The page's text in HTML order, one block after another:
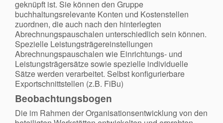
geknüpft ist. Sie können den Gruppe
buchhaltungsrelevante Konten und Kostenstellen
zuordnen, die auch nach den hinterlegten
Abrechnungspauschalen unterschiedlich sein können.
Spezielle Leistungsträgereinstellungen
Abrechnungspauschalen wie Einrichtungs- und
Leistungsträgersätze sowie spezielle individuelle
Sätze werden verarbeitet. Selbst konfigurierbare
Exportschnittstellen (z.B. FiBu)
Beobachtungsbogen
Die im Rahmen der Organisationsentwicklung von den